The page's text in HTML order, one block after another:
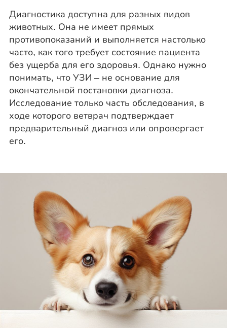
Диагностика доступна для разных видов
животных. Она не имеет прямых
противопоказаний и выполняется настолько
часто, как того требует состояние пациента
без ущерба для его здоровья. Однако нужно
понимать, что УЗИ – не основание для
окончательной постановки диагноза.
Исследование только часть обследования, в
ходе которого ветврач подтверждает
предварительный диагноз или опровергает
его.